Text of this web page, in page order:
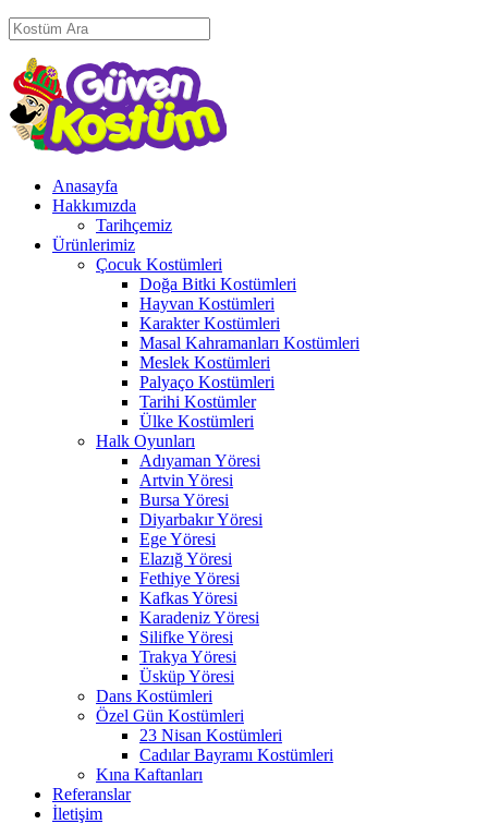
Anasayfa
Hakkımızda
Tarihçemiz
Ürünlerimiz
Çocuk Kostümleri
Doğa Bitki Kostümleri
Hayvan Kostümleri
Karakter Kostümleri
Masal Kahramanları Kostümleri
Meslek Kostümleri
Palyaço Kostümleri
Tarihi Kostümler
Ülke Kostümleri
Halk Oyunları
Adıyaman Yöresi
Artvin Yöresi
Bursa Yöresi
Diyarbakır Yöresi
Ege Yöresi
Elazığ Yöresi
Fethiye Yöresi
Kafkas Yöresi
Karadeniz Yöresi
Silifke Yöresi
Trakya Yöresi
Üsküp Yöresi
Dans Kostümleri
Özel Gün Kostümleri
23 Nisan Kostümleri
Cadılar Bayramı Kostümleri
Kına Kaftanları
Referanslar
İletişim